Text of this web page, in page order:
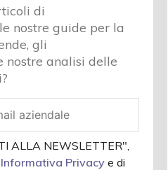
di
nostre guide per la
gli
nostre analisi delle
ALLA NEWSLETTER",
Informativa Privacy e di